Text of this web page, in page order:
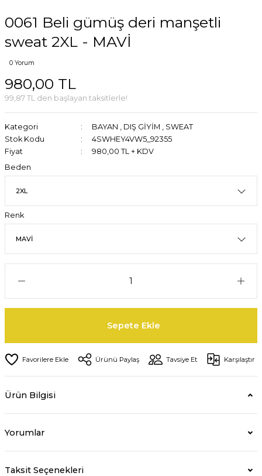
0061 Beli gümüş deri manşetli
sweat 2XL - MAVİ
0 Yorum
980,00 TL
99,87 TL den başlayan taksitlerle!
Kategori BAYAN , DIŞ GİYİM , SWEAT
Stok Kodu
4SWHEY4VW5_92355
Fiyat
980,00 TL + KDV
Beden
Renk
Sepete Ekle
Ürünü Paylaş Tavsiye Et Karşılaştır
Ürün Bilgisi
Yorumlar
Taksit Seçenekleri